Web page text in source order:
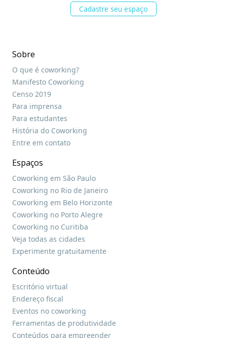
Cadastre seu espaço
Sobre
O que é coworking?
Manifesto Coworking
Censo 2019
Para imprensa
Para estudantes
História do Coworking
Entre em contato
Espaços
Coworking em São Paulo
Coworking no Rio de Janeiro
Coworking em Belo Horizonte
Coworking no Porto Alegre
Coworking no Curitiba
Veja todas as cidades
Experimente gratuitamente
Conteúdo
Escritório virtual
Endereço fiscal
Eventos no coworking
Ferramentas de produtividade
Conteúdos para empreender